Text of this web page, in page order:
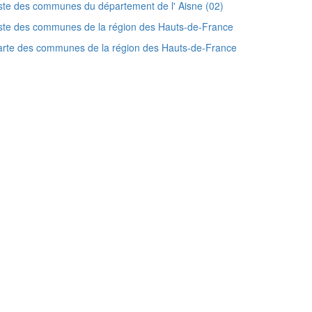
des communes du département de l' Aisne (02)
des communes de la région des Hauts-de-France
des communes de la région des Hauts-de-France